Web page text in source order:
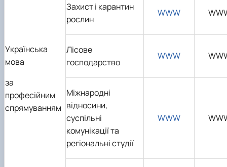
Українська
мова
за
професійним
спрямуванням
Захист і карантин
рослин
WWW
Лісове
господарство
WWW
Міжнародні
відносини,
суспільні
комунікації та
регіональні студії
WWW